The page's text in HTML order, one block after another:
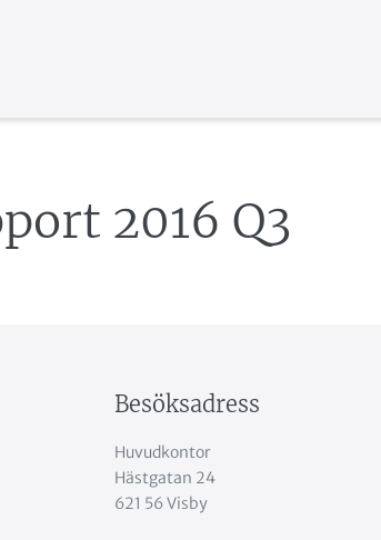
2016 Q3
Besöksadress
Huvudkontor
Hästgatan 24
621 56 Visby